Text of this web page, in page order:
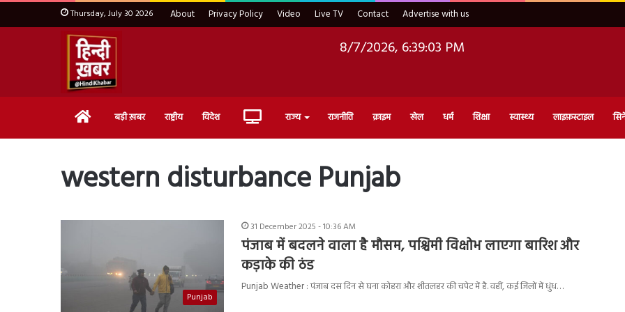
Thursday, July 30 2026 About Privacy Policy Video Live TV Contact Advertise with us
8/7/2026, 6:39:03 PM
Home बड़ी ख़बर राष्ट्रीय विदेश Live राज्य राजनीति क्राइम खेल धर्म शिक्षा स्वास्थ्य लाइफ़स्टाइल
western disturbance Punjab
Punjab
31 December 2025 - 10:36 AM
पंजाब में बदलने वाला है मौसम, पश्चिमी विक्षोभ लाएगा बारिश और
कड़ाके की ठंड
Punjab Weather : पंजाब दस दिन से घना कोहरा और शीतलहर की चपेट में है. वहीं, कई जिलों में धुंध…